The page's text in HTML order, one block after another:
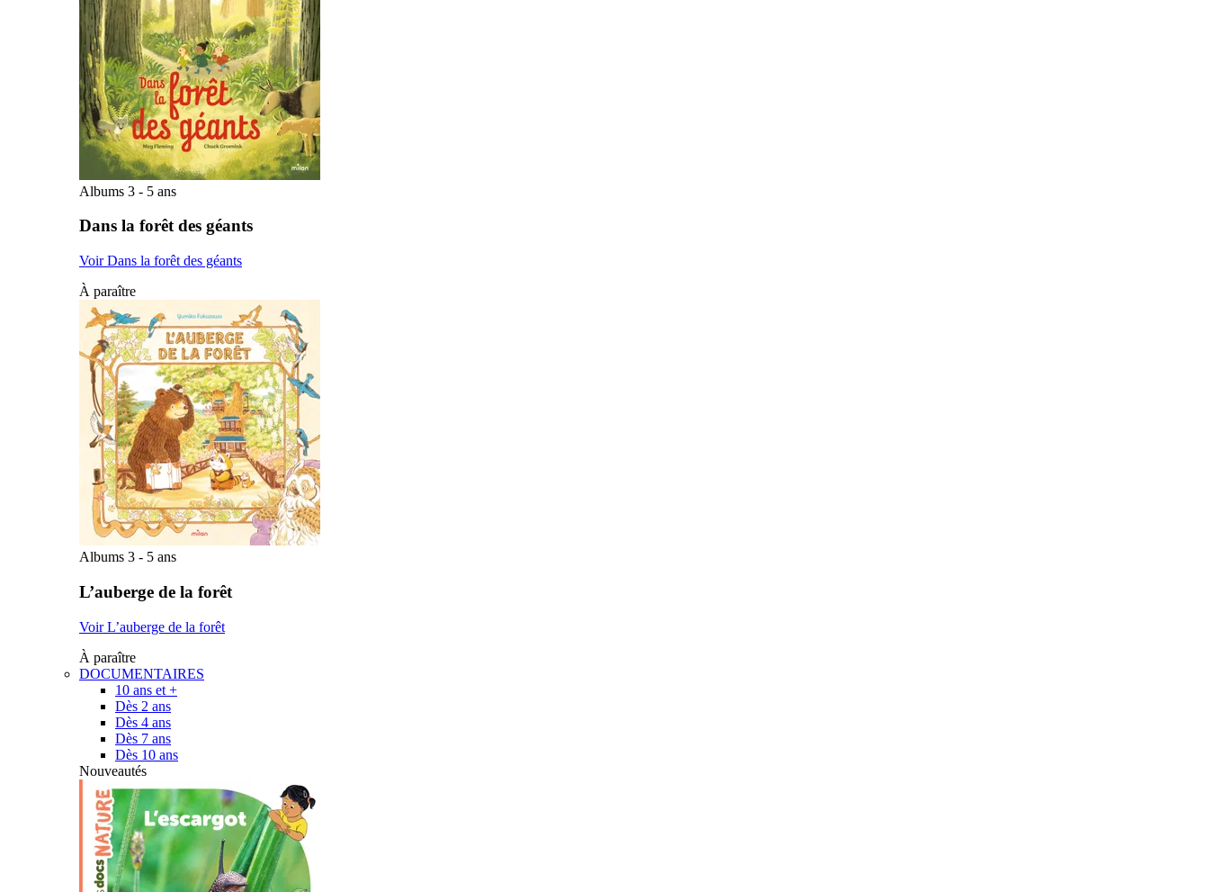
Albums 3 - 5 ans
Dans la forêt des géants
Voir Dans la forêt des géants
À paraître
Albums 3 - 5 ans
L’auberge de la forêt
Voir L’auberge de la forêt
À paraître
DOCUMENTAIRES
10 ans et +
Dès 2 ans
Dès 4 ans
Dès 7 ans
Dès 10 ans
Nouveautés